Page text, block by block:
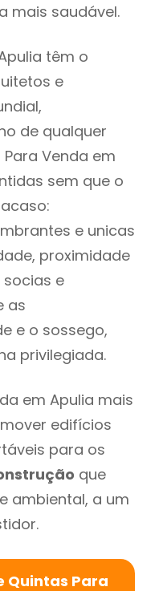
mais saudável.
têm o
e
de qualquer
Venda em
sem que o
e unicas
proximidade
e
as
e o sossego,
privilegiada.
em Apulia mais
edifícios
para os
que
ambiental, a um
Quintas Para